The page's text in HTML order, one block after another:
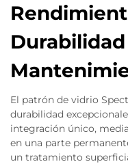
El patrón de vidrio
durabilidad
integración único,
en una parte
un tratamiento